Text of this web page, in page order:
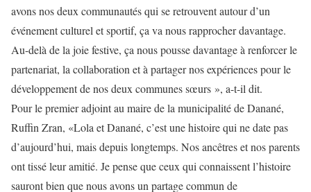
avons nos deux communautés qui se retrouvent autour d’un
événement culturel et sportif, ça va nous rapprocher davantage.
Au-delà de la joie festive, ça nous pousse davantage à renforcer le
partenariat, la collaboration et à partager nos expériences pour le
développement de nos deux communes sœurs », a-t-il dit.
Pour le premier adjoint au maire de la municipalité de Danané,
Ruffin Zran, «Lola et Danané, c’est une histoire qui ne date pas
d’aujourd’hui, mais depuis longtemps. Nos ancêtres et nos parents
ont tissé leur amitié. Je pense que ceux qui connaissent l’histoire
sauront bien que nous avons un partage commun de